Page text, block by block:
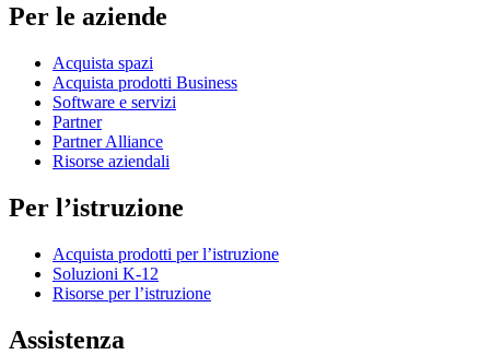
Per le aziende
Acquista spazi
Acquista prodotti Business
Software e servizi
Partner
Partner Alliance
Risorse aziendali
Per l’istruzione
Acquista prodotti per l’istruzione
Soluzioni K-12
Risorse per l’istruzione
Assistenza